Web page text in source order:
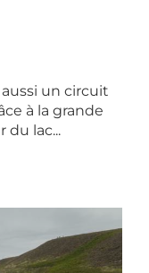
un circuit
à la grande
du lac...